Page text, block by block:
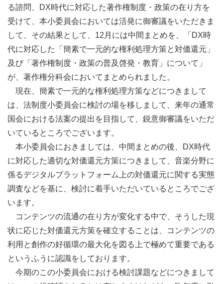
る諮問、DX時代に対応した著作権制度・政策の在り方を
受けて、本小委員会においては活発に御審議をいただきま
して、その結果として、12月には中間まとめを、「DX時
代に対応した「簡素で一元的な権利処理方策と対価還元」
及び「著作権制度・政策の普及啓発・教育」について」
が、著作権分科会においてまとめられました。
現在、簡素で一元的な権利処理方策などにつきまして
は、法制度小委員会に検討の場を移しまして、来年の通常
国会における法案の提出を目指して、鋭意御審議をいただ
いているところでございます。
本小委員会におきましては、中間まとめの後、DX時代
に対応した適切な対価還元方策につきまして、音楽分野に
係るデジタルプラットフォーム上の対価還元に関する実態
調査などを基に、検討に着手いただいているところでござ
います。
コンテンツの流通の在り方が変化する中で、そうした現
状に応じた対価還元方策を確立することは、コンテンツの
利用と創作の好循環の最大化を図る上で極めて重要である
というふうに認識をしております。
今期のこの小委員会における検討課題などにつきまして